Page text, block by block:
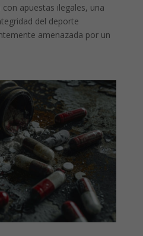
apuestas ilegales, una
del deporte
amenazada por un